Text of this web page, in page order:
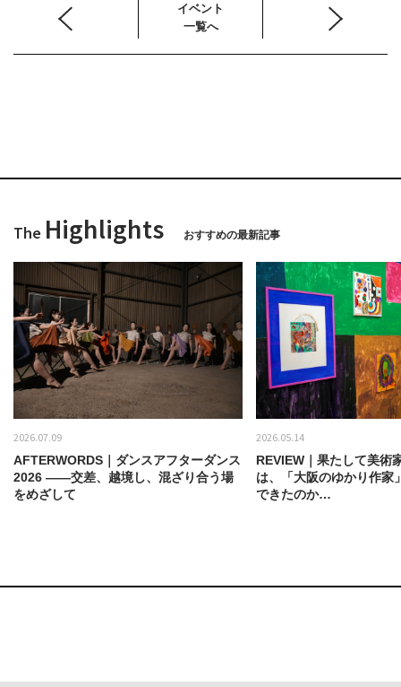
イベント
一覧へ
The Highlights おすすめの最新記事
2026.07.09
AFTERWORDS｜ダンスアフターダンス
2026 ——交差、越境し、混ざり合う場
をめざして
2026.05.14
REVIEW｜果たして美術
は、「大阪のゆかり作家
できたのか…